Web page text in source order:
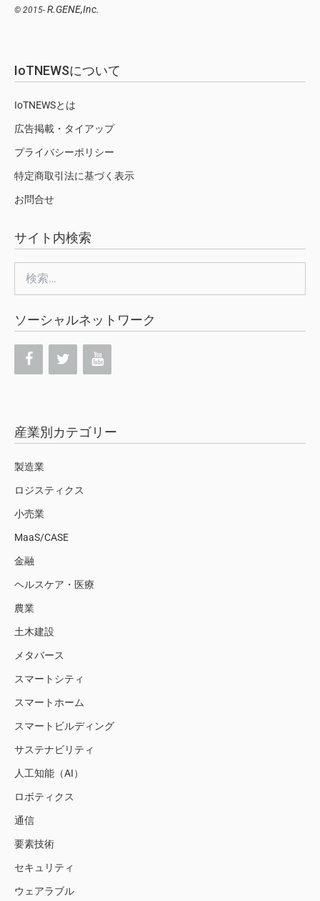
© 2015- R.GENE,Inc.
IoTNEWSについて
IoTNEWSとは
広告掲載・タイアップ
プライバシーポリシー
特定商取引法に基づく表示
お問合せ
サイト内検索
索:
ソーシャルネットワーク
産業別カテゴリー
製造業
ロジスティクス
小売業
MaaS/CASE
金融
ヘルスケア・医療
農業
土木建設
メタバース
スマートシティ
スマートホーム
スマートビルディング
サステナビリティ
人工知能（AI）
ロボティクス
通信
要素技術
セキュリティ
ウェアラブル